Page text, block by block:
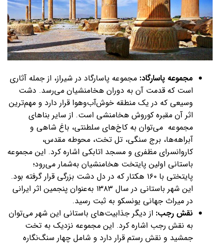
مجموعه پاسارگاد: مجموعه پاسارگاد در شیراز، از جمله آثاری‌
است که قدمت آن به دوران هخامنشیان می‌رسد. دشت
وسیعی که در یک منطقه خوش‌آب‌وهوا قرار دارد و مهم‌ترین
اثر آن مقبره کوروش هخامنشی‌ است. از سایر بناهای
مجموعه می‌توان به کاخ‌های سلطنتی، باغ‌ شاهی و
آبراهه‌ها، برج سنگی، تل تخت، محوطه مقدس،
کاروانسرای مظفری و مسجد اتابکی اشاره کرد. این مجموعه
باستانی اولین پایتخت هخامنشیان به‌شمار می‌رود؛
پایتختی با ۱۶۰ هکتار که در دل دشت بزرگی قرار گرفته بود.
این شهر باستانی در سال ۱۳۸۳ به‌عنوان پنجمین اثر ایرانی
در میراث جهانی یونسکو به ثبت رسید.
نقش رجب: از دیگر جذابیت‌های باستانی این شهر می‌توان
به نقش رجب اشاره کرد. این مجموعه نزدیک به تخت
جمشید و نقش رستم قرار دارد و شامل چهار سنگ‌نگاره